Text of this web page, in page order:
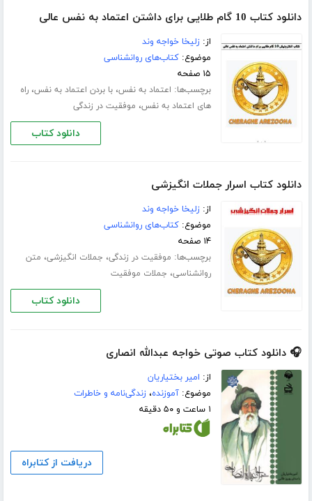
دانلود کتاب 10 گام طلایی برای داشتن اعتماد به نفس عالی
از:زلیخا خواجه وند
موضوع:کتاب‌های روانشناسی
۱۵ صفحه
برچسب‌ها: اعتماد به نفس،با بردن اعتماد به نفس،راه
های اعتماد به نفس، موفقیت در زندگی
دانلود کتاب
دانلود کتاب اسرار جملات انگیزشی
از:زلیخا خواجه وند
موضوع:کتاب‌های روانشناسی
۱۴ صفحه
برچسب‌ها: موفقیت در زندگی، جملات انگیزشی، متن
روانشناسی، جملات موفقیت
دانلود کتاب
🎧 دانلود کتاب صوتی خواجه عبدالله انصاری
از: امیر بختیاریان
موضوع:آموزنده،زندگی‌نامه و خاطرات
۱ ساعت و ۵۰ دقیقه
دریافت از کتابراه